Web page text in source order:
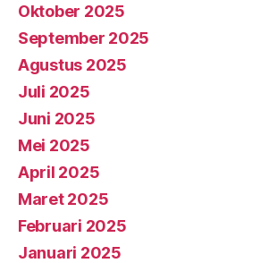
Oktober 2025
September 2025
Agustus 2025
Juli 2025
Juni 2025
Mei 2025
April 2025
Maret 2025
Februari 2025
Januari 2025